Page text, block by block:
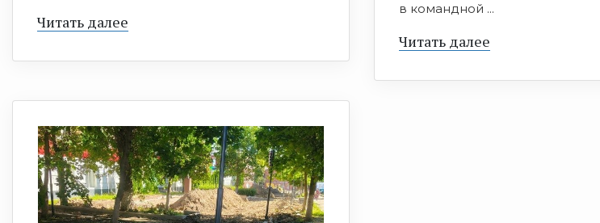
Читать далее
в командной ...
Читать далее